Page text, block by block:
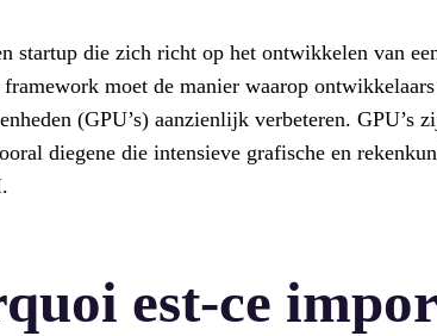
startup die zich richt op het ontwikkelen van
moet de manier waarop
(GPU’s) aanzienlijk verbeteren. GPU’s
diegene die intensieve grafische en
est-ce